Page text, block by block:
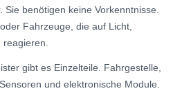
Sie benötigen keine Vorkenntnisse.
Fahrzeuge, die auf Licht,
reagieren.
gibt es Einzelteile. Fahrgestelle,
und elektronische Module.